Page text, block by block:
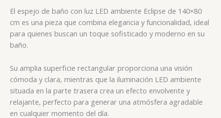
El espejo de baño con luz LED ambiente Eclipse de 140×80
cm es una pieza que combina elegancia y funcionalidad, ideal
para quienes buscan un toque sofisticado y moderno en su
baño.
Su amplia superficie rectangular proporciona una visión
cómoda y clara, mientras que la iluminación LED ambiente
situada en la parte trasera crea un efecto envolvente y
relajante, perfecto para generar una atmósfera agradable
en cualquier momento del día.